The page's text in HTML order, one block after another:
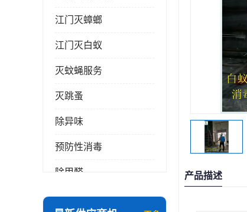
江门灭蟑螂
江门灭白蚁
灭蚊蝇服务
灭跳蚤
除异味
预防性消毒
除甲醛 产品描述